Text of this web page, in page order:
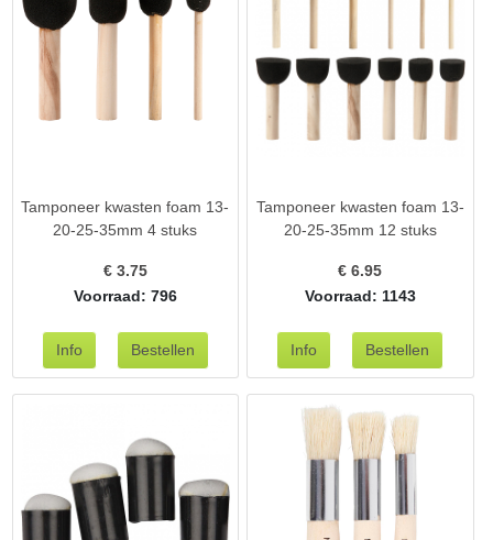
Tamponeer kwasten foam 13-
20-25-35mm 4 stuks
€ 3.75
Voorraad: 796
Tamponeer kwasten foam 13-
20-25-35mm 12 stuks
€6.95
Voorraad: 1143